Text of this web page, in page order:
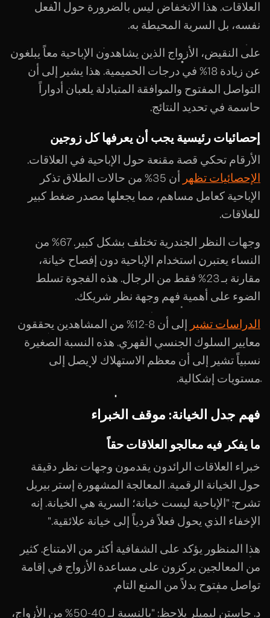
العلاقات. هذا الانخفاض ليس بالضرورة حول الفعل
نفسه، بل السرية المحيطة به.
على النقيض، الأزواج الذين يشاهدون الإباحية معاً يبلغون
عن زيادة 18% في درجات الحميمية. هذا يشير إلى أن
التواصل المفتوح والموافقة المتبادلة يلعبان أدواراً
حاسمة في تحديد النتائج.
إحصائيات رئيسية يجب أن يعرفها كل زوجين
الأرقام تحكي قصة مقنعة حول الإباحية في العلاقات.
الإحصائيات تظهر
أن 35% من حالات الطلاق تذكر
الإباحية كعامل مساهم، مما يجعلها مصدر ضغط كبير
للعلاقات.
وجهات النظر الجندرية تختلف بشكل كبير. 67% من
النساء يعتبرن استخدام الإباحية دون إفصاح خيانة،
مقارنة بـ 23% فقط من الرجال. هذه الفجوة تسلط
الضوء على أهمية فهم وجهة نظر شريكك.
الدراسات تشير
إلى أن 8-12% من المشاهدين يحققون
معايير السلوك الجنسي القهري. هذه النسبة الصغيرة
نسبياً تشير إلى أن معظم الاستهلاك لا يصل إلى
مستويات إشكالية.
فهم جدل الخيانة: موقف الخبراء
ما يفكر فيه معالجو العلاقات حقاً
خبراء العلاقات الرائدون يقدمون وجهات نظر دقيقة
حول الخيانة الرقمية. المعالجة المشهورة إستر بيريل
تشرح: "الإباحية ليست خيانة؛ السرية هي الخيانة. إنه
الإخفاء الذي يحول فعلاً فردياً إلى خيانة علائقية."
هذا المنظور يؤكد على الشفافية أكثر من الامتناع. كثير
من المعالجين يركزون على مساعدة الأزواج في إقامة
تواصل مفتوح بدلاً من المنع التام.
د. جاستن ليميلر يلاحظ: "بالنسبة لـ 40-50% من الأزواج،